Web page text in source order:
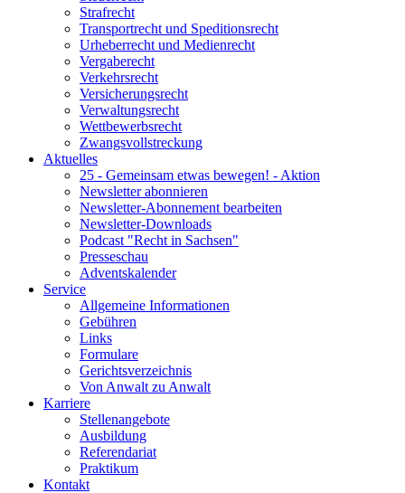
Strafrecht
Transportrecht und Speditionsrecht
Urheberrecht und Medienrecht
Vergaberecht
Verkehrsrecht
Versicherungsrecht
Verwaltungsrecht
Wettbewerbsrecht
Zwangsvollstreckung
Aktuelles
25 - Gemeinsam etwas bewegen! - Aktion
Newsletter abonnieren
Newsletter-Abonnement bearbeiten
Newsletter-Downloads
Podcast "Recht in Sachsen"
Presseschau
Adventskalender
Service
Allgemeine Informationen
Gebühren
Links
Formulare
Gerichtsverzeichnis
Von Anwalt zu Anwalt
Karriere
Stellenangebote
Ausbildung
Referendariat
Praktikum
Kontakt